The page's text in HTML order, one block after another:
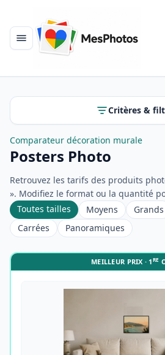
Menu
Critères &
Comparateur décoration murale
Posters Photo
Retrouvez les tarifs des produits
». Modifiez le format ou la quantité
Toutes tailles
Moyens Grands
Carrées
Panoramiques
MEILLEUR PRIX · 1RE